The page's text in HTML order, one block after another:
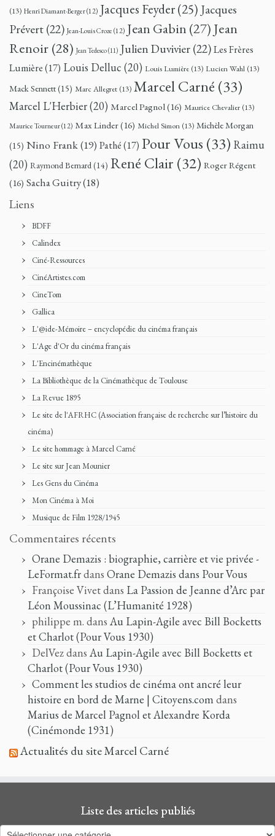
(13) Henri Diamant-Berger(12) Jacques Feyder(25) Jacques
Prévert(22) Jean-Louis Croze (12) Jean Gabin (27) Jean
Renoir (28) Jean Tedesco(11) Julien Duvivier(22)Les Frères
Lumière(17) Louis Delluc (20) Louis Lumière (13) Lucien Wahl (13)
Mack Sennett(15) Marc Allegret (13) Marcel Carné (33)
Marcel L'Herbier(20) Marcel Pagnol(16) Maurice Chevalier (13)
Maurice Tourneur(12) Max Linder(16) Michel Simon (13) Michèle Morgan
(15) Nino Frank(19) Pathé(17) Pour Vous (33) Raimu
(20) Raymond Bernard(14) René Clair (32) Roger Régent
(16) Sacha Guitry(18)
Liens
BDFF
Calindex
Ciné-Ressources
CinéArtistes.com
CineTom
Gallica
L'@ide-Mémoire – encyclopédie du cinéma français
L'Age d'Or du cinéma français
L'Encinémathèque
La Bibliothèque de la Cinémathèque de Toulouse
La Revue 1895
Le site de l'AFRHC (Association française de recherche sur l’histoire du
cinéma)
Le site hommage à Marcel Carné
Le site sur Jean Mounier
Les Gens du Cinéma
Mon Cinéma à Moi
Musique de Film 1928/1945
Commentaires récents
Orane Demazis : biographie, carrière et vie privée -
LeFormat.frdans Orane Demazis dans Pour Vous
Françoise Vivetdans La Passion de Jeanne d’Arc par
Léon Moussinac (L’Humanité 1928)
philippe m. dans Au Lapin-Agile avec Bill Bocketts
et Charlot (Pour Vous 1930)
DelVezdans Au Lapin-Agile avec Bill Bocketts et
Charlot (Pour Vous 1930)
Comment les studios de cinéma ont ancré leur
histoire en bord de Marne | Citoyens.comdans
Marius de Marcel Pagnol et Alexandre Korda
(Cinémonde 1931)
Actualités du site Marcel Carné
Liste des articles publiés
Liste